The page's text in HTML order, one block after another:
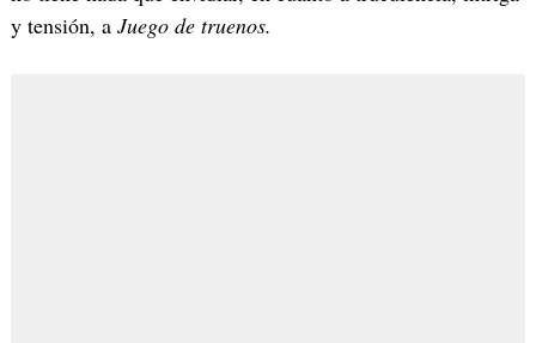
y tensión, a Juego de truenos.